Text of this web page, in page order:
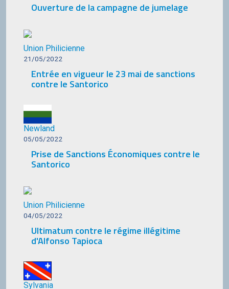
Ouverture de la campagne de jumelage
Union Philicienne
21/05/2022
Entrée en vigueur le 23 mai de sanctions
contre le Santorico
Newland
05/05/2022
Prise de Sanctions Économiques contre le
Santorico
Union Philicienne
04/05/2022
Ultimatum contre le régime illégitime
d'Alfonso Tapioca
Sylvania